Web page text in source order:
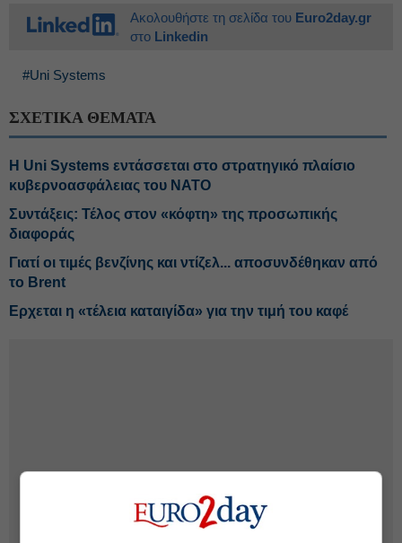
Ακολουθήστε τη σελίδα του Euro2day.gr
στο Linkedin
#Uni Systems
ΣΧΕΤΙΚΑ ΘΕΜΑΤΑ
Η Uni Systems εντάσσεται στο στρατηγικό πλαίσιο
κυβερνοασφάλειας του ΝΑΤΟ
Συντάξεις: Τέλος στον «κόφτη» της προσωπικής
διαφοράς
Γιατί οι τιμές βενζίνης και ντίζελ... αποσυνδέθηκαν από
το Brent
Ερχεται η «τέλεια καταιγίδα» για την τιμή του καφέ